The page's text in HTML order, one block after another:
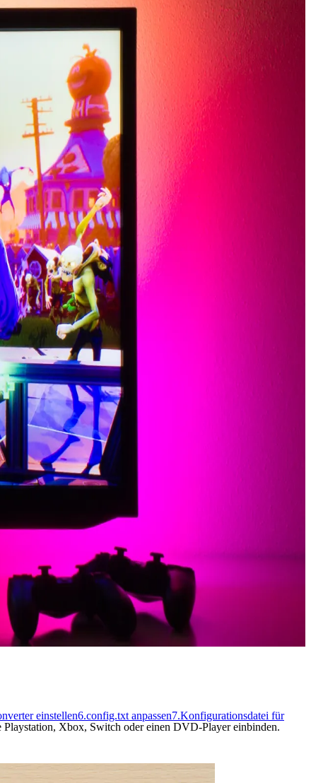
einstellen6.config.txt anpassen7.Konfigurationsdatei für
Playstation, Xbox, Switch oder einen DVD-Player einbinden.